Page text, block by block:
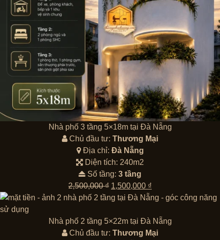
Nhà phố 3 tầng 5×18m tại Đà Nẵng
Chủ đầu tư: Thương Mại
Địa chỉ: Đà Nẵng
Diện tích: 240m2
Số tầng: 3 tầng
2,500,000₫ Giá
gốc
2,500,000 ₫.
1,500,000 ₫
hiện
là:
1,500,000 ₫.
Nhà phố 2 tầng 5×22m tại Đà Nẵng
Chủ đầu tư: Thương Mại